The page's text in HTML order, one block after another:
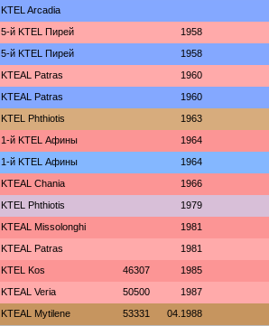
KTEL Arcadia
5-й KTEL Пирей 1958
5-й KTEL Пирей 1958
KTEAL Patras 1960
KTEAL Patras 1960
ΚΤΕL Phthiotis 1963
1-й KTEL Афины 1964
1-й KTEL Афины 1964
KTEAL Chania 1966
ΚΤΕL Phthiotis 1979
KTEAL Missolonghi 1981
KTEAL Patras 1981
KTEL Kos 46307 1985
KTEAL Veria 50500 1987
KTEAL Mytilene 53331 04.1988